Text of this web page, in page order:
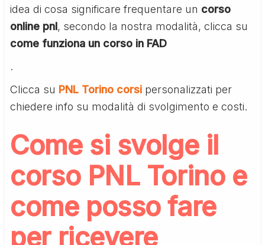
idea di cosa significare frequentare un corso
online pnl, secondo la nostra modalità, clicca su
come funziona un corso in FAD
.
Clicca su PNL Torino corsi personalizzati per
chiedere info su modalità di svolgimento e costi.
Come si svolge il
corso PNL Torino e
come posso fare
per ricevere